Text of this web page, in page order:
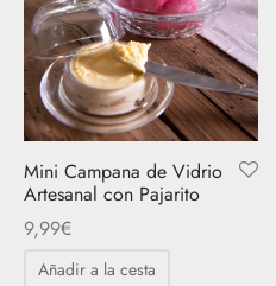
Mini Campana de Vidrio
Artesanal con Pajarito
9,99€
Añadir a la cesta